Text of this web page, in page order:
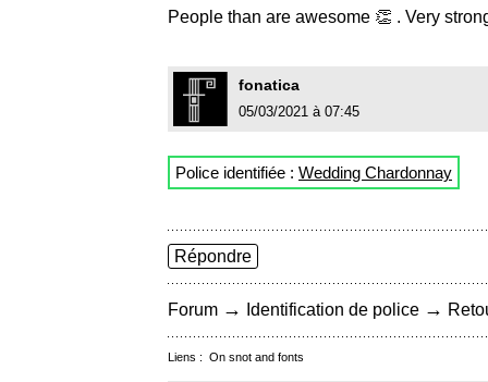
People than are awesome 👏 . Very
fonatica
05/03/2021 à 07:45
Police identifiée : Wedding Chardonnay
Répondre
Forum → Identification de police →
Liens : On snot and fonts